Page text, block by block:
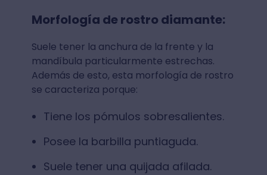
Morfología de rostro diamante:
Suele tener la anchura de la frente y la
mandíbula particularmente estrechas.
Además de esto, esta morfología de rostro
se caracteriza porque:
Tiene los pómulos sobresalientes.
Posee la barbilla puntiaguda.
Suele tener una quijada afilada.